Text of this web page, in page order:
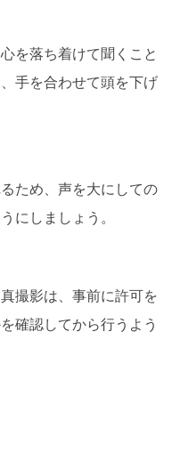
を落ち着けて聞くこと
手を合わせて頭を下げ
ため、声を大にしての
にしましょう。
撮影は、事前に許可を
確認してから行うよう